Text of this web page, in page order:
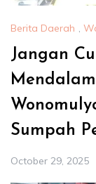
Berita Daerah ,
Jangan
Sumpah
October 29, 2025